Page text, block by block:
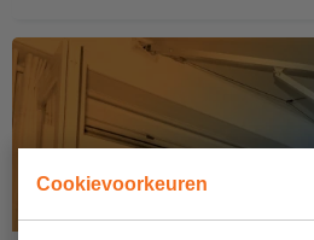
Cookievoorkeuren
Laagbouw
Hoogbouw